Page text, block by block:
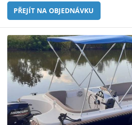
PŘEJÍT NA OBJEDNÁVKU